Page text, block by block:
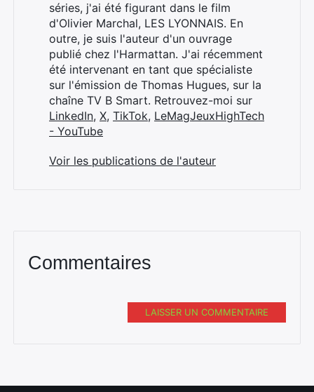
séries, j'ai été figurant dans le film
d'Olivier Marchal, LES LYONNAIS. En
outre, je suis l'auteur d'un ouvrage
publié chez l'Harmattan. J'ai récemment
été intervenant en tant que spécialiste
sur l'émission de Thomas Hugues, sur la
chaîne TV B Smart. Retrouvez-moi sur
LinkedIn, X, TikTok, LeMagJeuxHighTech
- YouTube
Voir les publications de l'auteur
Commentaires
LAISSER UN COMMENTAIRE